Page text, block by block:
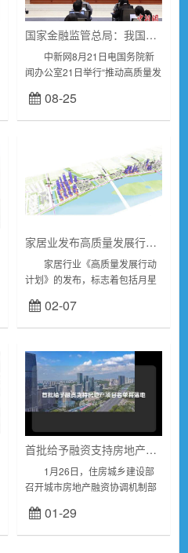
国家金融监管总局：我国保险赔付占灾害经济损失约10%左右
中新网8月21日电国务院新
闻办公室21日举行“推动高质量发
融监督管理总局财产保险监管司
司长尹江鳌在会上表示，我国保
08-25
家居业发布高质量发展行动计划
家居行业《高质量发展行动
计划》的发布，标志着包括月星
业高质量发展浪潮，直面消费者
行为与态度变化，以精益求精的
02-07
首批给予融资支持房地产项目名单将落地
1月26日，住房城乡建设部
召开城市房地产融资协调机制部
予融资支持的房地产项目名单。
本月底前，第一批项目名单落地
01-29